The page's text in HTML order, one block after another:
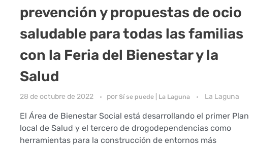
prevención y propuestas de ocio
saludable para todas las familias
con la Feria del Bienestar y la
Salud
28 de octubre de 2022 por Sí se puede | La Laguna La Laguna
El Área de Bienestar Social está desarrollando el primer Plan
local de Salud y el tercero de drogodependencias como
herramientas para la construcción de entornos más